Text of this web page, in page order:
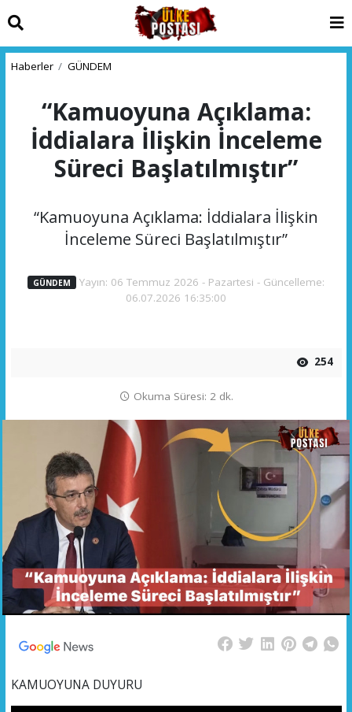
Haberler GÜNDEM
“Kamuoyuna Açıklama:
İddialara İlişkin İnceleme
Süreci Başlatılmıştır”
“Kamuoyuna Açıklama: İddialara İlişkin
İnceleme Süreci Başlatılmıştır”
GÜNDEM Yayın: 06 Temmuz 2026 - Pazartesi - Güncelleme:
06.07.2026 16:35:00
254
Okuma Süresi: 2 dk.
KAMUOYUNA DUYURU